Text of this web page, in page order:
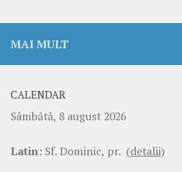
MAI MULT
CALENDAR
Sâmbătă, 8 august 2026
Latin: Sf. Dominic, pr. (detalii)